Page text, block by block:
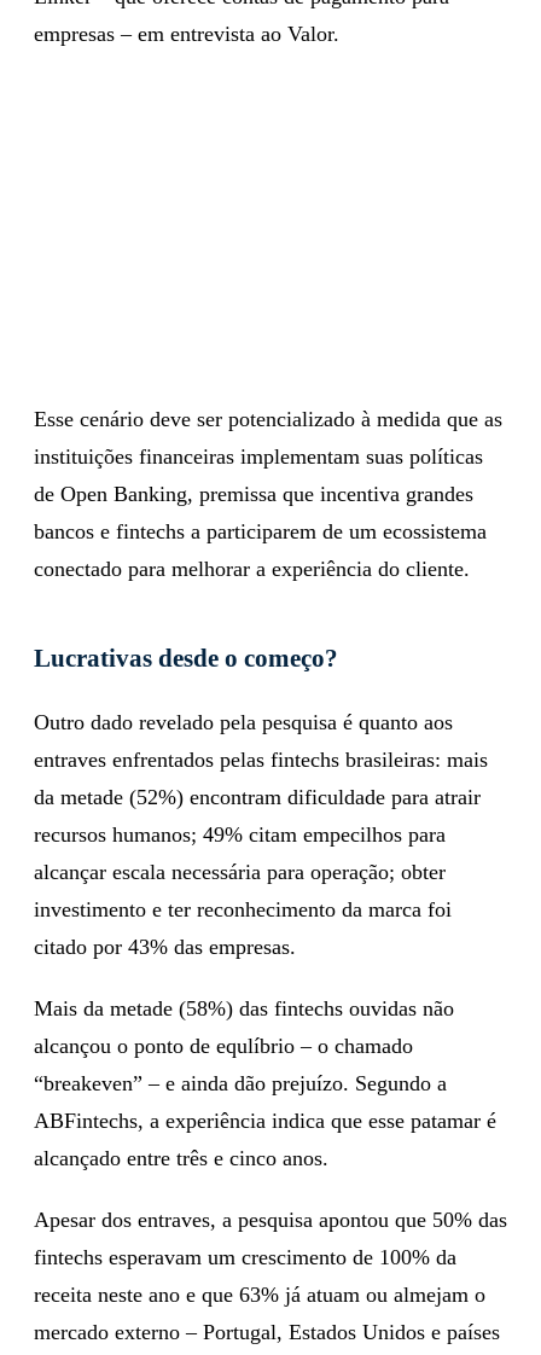
empresas – em entrevista ao Valor.
Esse cenário deve ser potencializado à medida que as
instituições financeiras implementam suas políticas
de Open Banking, premissa que incentiva grandes
bancos e fintechs a participarem de um ecossistema
conectado para melhorar a experiência do cliente.
Lucrativas desde o começo?
Outro dado revelado pela pesquisa é quanto aos
entraves enfrentados pelas fintechs brasileiras: mais
da metade (52%) encontram dificuldade para atrair
recursos humanos; 49% citam empecilhos para
alcançar escala necessária para operação; obter
investimento e ter reconhecimento da marca foi
citado por 43% das empresas.
Mais da metade (58%) das fintechs ouvidas não
alcançou o ponto de equlíbrio – o chamado
“breakeven” – e ainda dão prejuízo. Segundo a
ABFintechs, a experiência indica que esse patamar é
alcançado entre três e cinco anos.
Apesar dos entraves, a pesquisa apontou que 50% das
fintechs esperavam um crescimento de 100% da
receita neste ano e que 63% já atuam ou almejam o
mercado externo – Portugal, Estados Unidos e países